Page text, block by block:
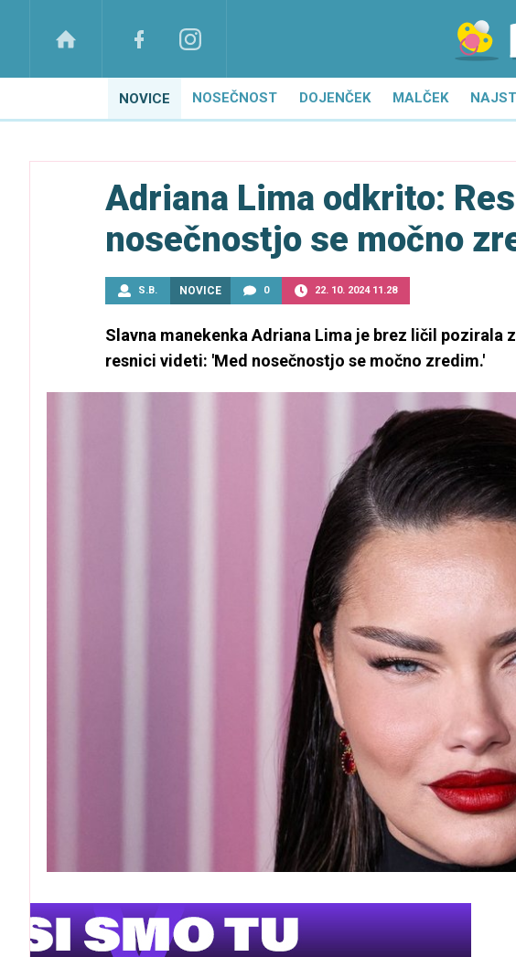
NOVICE NOSEČNOST DOJENČEK MALČEK
Adriana Lima odkrito:
nosečnostjo se močno
S.B. NOVICE 0 22. 10. 2024 11.28
Slavna manekenka Adriana Lima je brez ličil pozirala
resnici videti: 'Med nosečnostjo se močno zredim.'